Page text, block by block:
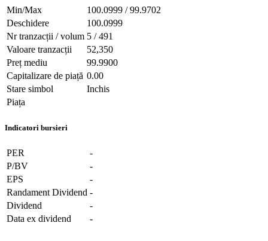
Min/Max
100.0999 / 99.9702
Deschidere
100.0999
Nr tranzacții / volum 5 / 491
Valoare tranzacții
52,350
Preț mediu
99.9900
Capitalizare de piață 0.00
Stare simbol
Inchis
Piața
Indicatori bursieri
PER
-
P/BV
-
EPS
-
Randament Dividend -
Dividend
-
Data ex dividend
-